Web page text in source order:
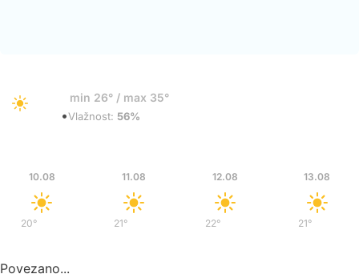
min 26° / max 35°
•Vlažnost: 56%
10.08
20°
11.08
21°
12.08
22°
13.08
21°/
Povezano...